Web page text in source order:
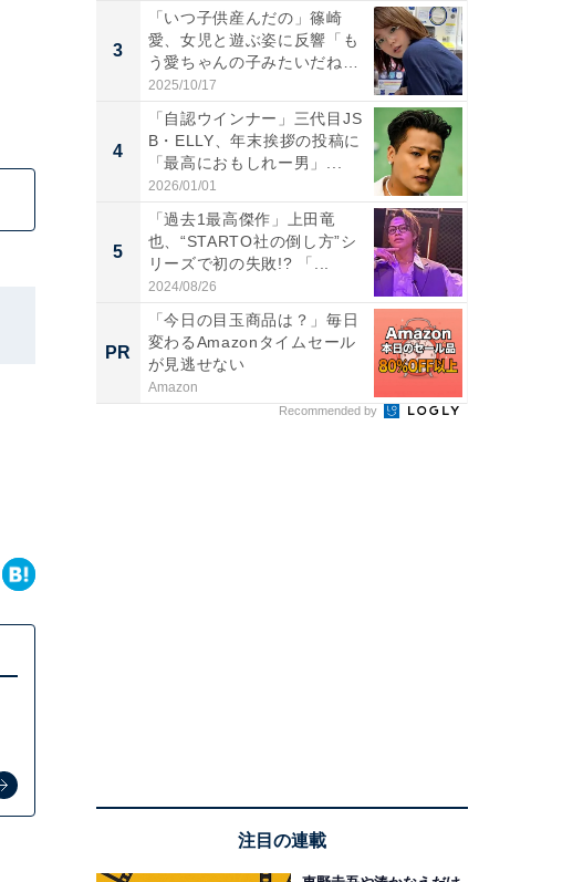
3
「いつ子供産んだの」篠崎
愛、女児と遊ぶ姿に反響「も
う愛ちゃんの子みたいだね」
「完...
2025/10/17
4
「自認ウインナー」三代目JS
B・ELLY、年末挨拶の投稿に
「最高におもしれー男」...
2026/01/01
5
「過去1最高傑作」上田竜
也、“STARTO社の倒し方”シ
リーズで初の失敗!? 「...
2024/08/26
PR
「今日の目玉商品は？」毎日
変わるAmazonタイムセール
が見逃せない
Amazon
Recommended by
注目の連載